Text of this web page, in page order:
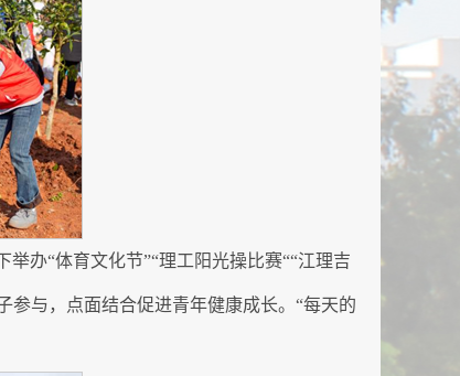
办“体育文化节”“理工阳光操比赛““江理吉
参与，点面结合促进青年健康成长。“每天的